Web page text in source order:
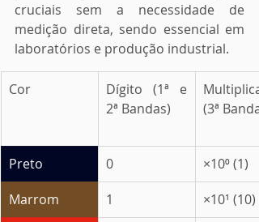
cruciais sem a necessidade de
medição direta, sendo essencial em
laboratórios e produção industrial.
Cor
Dígito (1ª e
2ª Bandas)
(3ª Banda)
Preto 0
×10⁰ (1)
Marrom
1
×10¹ (10)